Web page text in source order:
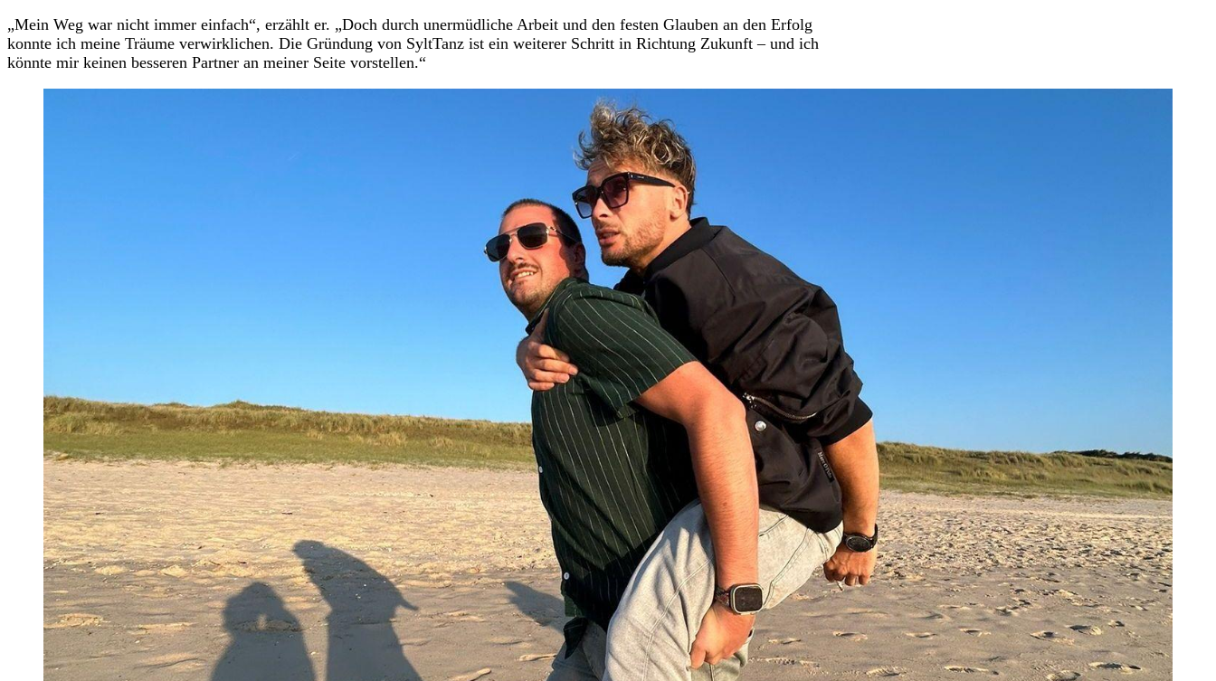
„Mein Weg war nicht immer einfach“, erzählt er. „Doch durch unermüdliche Arbeit und den festen Glauben an den Erfolg
konnte ich meine Träume verwirklichen. Die Gründung von SyltTanz ist ein weiterer Schritt in Richtung Zukunft – und ich
könnte mir keinen besseren Partner an meiner Seite vorstellen.“